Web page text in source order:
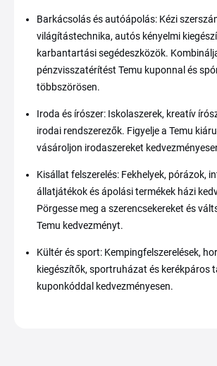
Barkácsolás és autóápolás: Kézi
világítástechnika, autós kényelmi
karbantartási segédeszközök.
pénzvisszatérítést Temu kuponnal és
többszörösen.
Iroda és írószer: Iskolaszerek, kreatív
irodai rendszerezők. Figyelje a Temu
vásároljon irodaszereket
Kisállat felszerelés: Fekhelyek, pórázok,
állatjátékok és ápolási termékek házi
Pörgesse meg a szerencsekereket és
Temu kedvezményt.
Kültér és sport: Kempingfelszerelések,
kiegészítők, sportruházat és kerékpáros
kuponkóddal kedvezményesen.